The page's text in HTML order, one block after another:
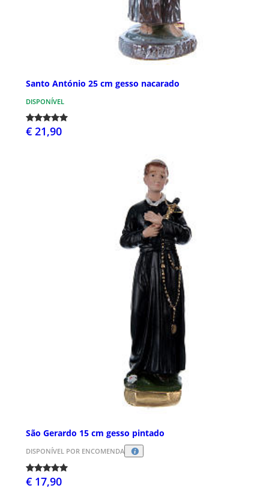
Santo António 25 cm gesso nacarado
DISPONÍVEL
€ 21,90
São Gerardo 15 cm gesso pintado
DISPONÍVEL POR ENCOMENDA
€ 17,90